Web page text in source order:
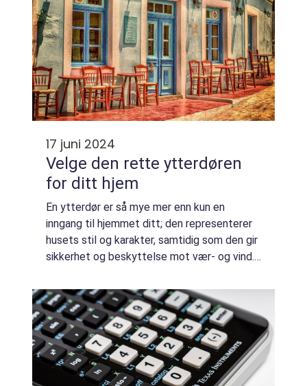
17 juni 2024
Velge den rette ytterdøren
for ditt hjem
En ytterdør er så mye mer enn kun en
inngang til hjemmet ditt; den representerer
husets stil og karakter, samtidig som den gir
sikkerhet og beskyttelse mot vær- og vind.
energieffektivit...